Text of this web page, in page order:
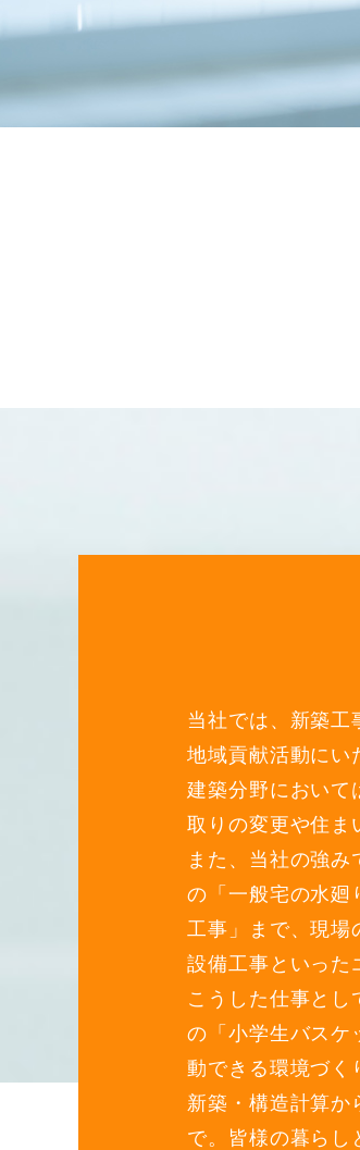
当社では、新築工
地域貢献活動にい
建築分野において
取りの変更や住ま
また、当社の強
の「一般宅の水廻
工事」まで、現場
設備工事といった
こうした仕事と
の「小学生バスケ
動できる環境づく
新築・構造計算か
で。皆様の暮らし